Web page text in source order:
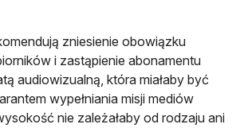
zniesienie obowiązku
i zastąpienie abonamentu
audiowizualną, która miałaby być
wypełniania misji mediów
nie zależałaby od rodzaju ani